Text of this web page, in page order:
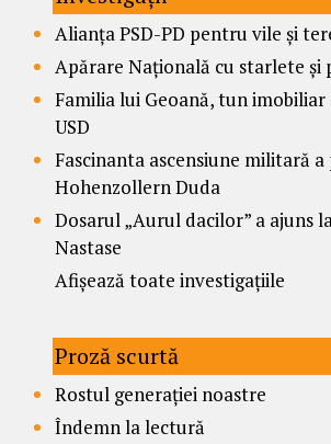
Alianța PSD-PD pentru vile și
Apărare Națională cu starlete și
Familia lui Geoană, tun imobiliar
USD
Fascinanta ascensiune militară
Hohenzollern Duda
Dosarul „Aurul dacilor” a ajuns
Nastase
Afișează toate investigațiile
Proză scurtă
Rostul generației noastre
Îndemn la lectură